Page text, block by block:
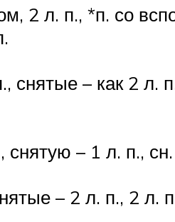
2 л. п., *п. со
снятые – как 2 л.
– 1 л. п.,
– 2 л. п., 2 л.